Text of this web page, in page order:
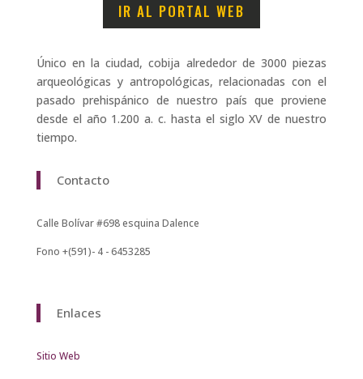
IR AL PORTAL WEB
Único en la ciudad, cobija alrededor de 3000 piezas
arqueológicas y antropológicas, relacionadas con el
pasado prehispánico de nuestro país que proviene
desde el año 1.200 a. c. hasta el siglo XV de nuestro
tiempo.
Contacto
Calle Bolívar #698 esquina Dalence
Fono +(591)- 4 - 6453285
Enlaces
Sitio Web